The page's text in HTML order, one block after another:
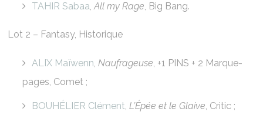
TAHIR Sabaa,All my Rage, Big Bang.
Lot 2 – Fantasy, Historique
ALIX Maïwenn,Naufrageuse, +1 PINS + 2 Marque-
pages, Comet ;
BOUHÉLIER Clément,L’Épée et le Glaive, Critic ;